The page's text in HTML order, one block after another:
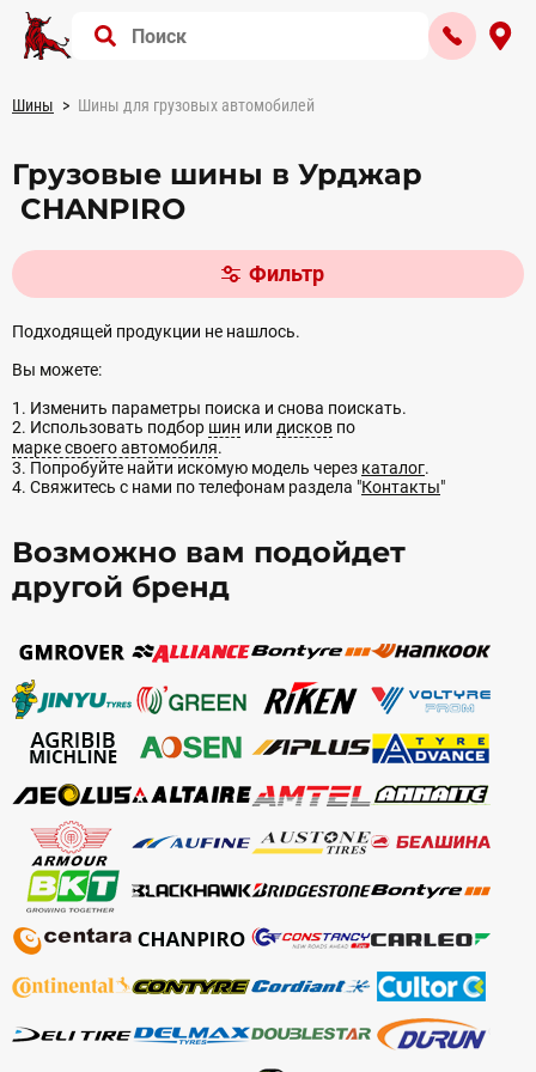
Шины Шины для грузовых автомобилей
Грузовые шины в Урджар
CHANPIRO
Фильтр
Подходящей продукции не нашлось.
Вы можете:
1. Изменить параметры поиска и снова поискать.
2. Использовать подбор шин или дисков по
марке своего автомобиля.
3. Попробуйте найти искомую модель через каталог.
4. Свяжитесь с нами по телефонам раздела "Контакты"
Возможно вам подойдет
другой бренд